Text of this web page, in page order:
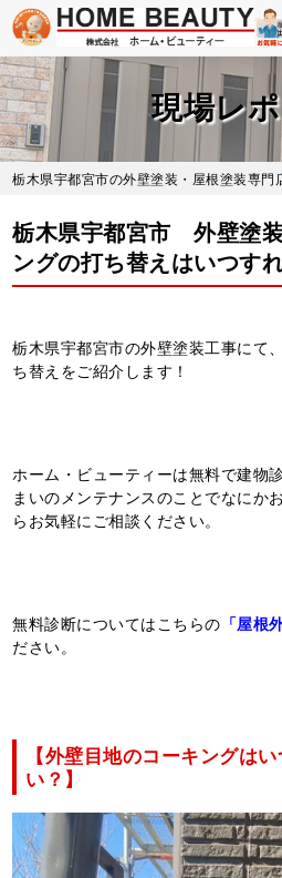
Skip
to
main
content
現場レ
栃木県宇都宮市の外壁塗装・屋根塗装専
栃木県宇都宮市 外壁塗
ングの打ち替えはいつす
栃木県宇都宮市の外壁塗装工事にて
ち替えをご紹介します！
ホーム・ビューティーは無料で建物
まいのメンテナンスのことでなにか
らお気軽にご相談ください。
無料診断についてはこちらの 「屋根
ださい。
【外壁目地のコーキングは
い？】